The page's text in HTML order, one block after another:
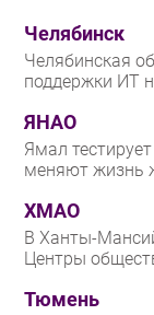
Челябинск
Челябинская
поддержки ИТ
ЯНАО
Ямал
меняют жизнь
ХМАО
В Ханты-
Центры
Тюмень